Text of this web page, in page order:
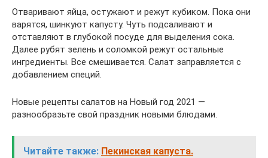
Отваривают яйца, остужают и режут кубиком. Пока они
варятся, шинкуют капусту. Чуть подсаливают и
отставляют в глубокой посуде для выделения сока.
Далее рубят зелень и соломкой режут остальные
ингредиенты. Все смешивается. Салат заправляется с
добавлением специй.
Новые рецепты салатов на Новый год 2021 —
разнообразьте свой праздник новыми блюдами.
Читайте также: Пекинская капуста.